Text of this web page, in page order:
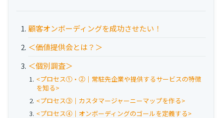
インサイドセールス代行
お役立ち資料
事例
顧客オンボーディングを成功させたい！
＜価値提供会とは？＞
＜個別調査＞
<プロセス①・②｜常駐先企業や提供するサービスの特徴
を知る>
<プロセス③｜カスタマージャーニーマップを作る>
<プロセス④｜オンボーディングのゴールを定義する>